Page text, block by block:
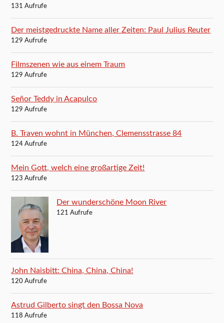
131 Aufrufe
Der meistgedruckte Name aller Zeiten: Paul Julius Reuter
129 Aufrufe
Filmszenen wie aus einem Traum
129 Aufrufe
Señor Teddy in Acapulco
129 Aufrufe
B. Traven wohnt in München, Clemensstrasse 84
124 Aufrufe
Mein Gott, welch eine großartige Zeit!
123 Aufrufe
Der wunderschöne Moon River
121 Aufrufe
John Naisbitt: China, China, China!
120 Aufrufe
Astrud Gilberto singt den Bossa Nova
118 Aufrufe